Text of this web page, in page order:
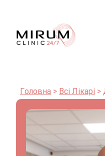
Головна Всі Лікарі